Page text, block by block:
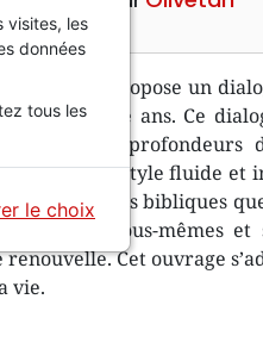
l’auteur propose un
de trente ans. Ce
dans les
Dans un style fluide et
trois notions bibliques
sur nous-mêmes
renouvelle. Cet ouvrage
vie.
visites, les
données
tous les
le choix